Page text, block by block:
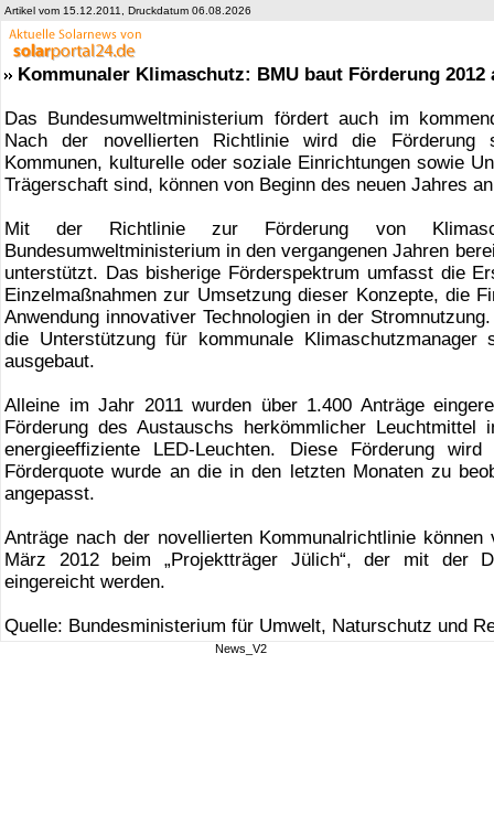
Artikel vom 15.12.2011, Druckdatum 06.08.2026
Kommunaler Klimaschutz: BMU baut Förderung 2012
Das Bundesumweltministerium fördert auch im
Nach der novellierten Richtlinie wird die Förderung
Kommunen, kulturelle oder soziale Einrichtungen sowie
Trägerschaft sind, können von Beginn des neuen Jahres
Mit der Richtlinie zur Förderung von
Bundesumweltministerium in den vergangenen Jahren
unterstützt. Das bisherige Förderspektrum umfasst die
Einzelmaßnahmen zur Umsetzung dieser Konzepte, die
Anwendung innovativer Technologien in der
die Unterstützung für kommunale
ausgebaut.
Alleine im Jahr 2011 wurden über 1.400 Anträge
Förderung des Austauschs herkömmlicher Leuchtmittel
energieeffiziente LED-Leuchten. Diese Förderung
Förderquote wurde an die in den letzten Monaten zu
angepasst.
Anträge nach der novellierten Kommunalrichtlinie
März 2012 beim „Projektträger Jülich“, der mit der
eingereicht werden.
Quelle: Bundesministerium für Umwelt, Naturschutz und
News_V2